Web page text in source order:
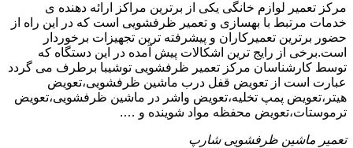
مرکز تعمیر لوازم خانگی یکی از برترین مراکز ارائه دهنده ی
خدمات مرتبط با بهسازی و تعمیر ظرفشویی است که در این راه از
حضور برترین تعمیرکاران و پیشرفته ترین تجهیزات برخوردار
است.برخی از رایج ترین اشکالات پیش آمده در این دستگاه که
توسط کارشناسان مرکز تعمیر ظرفشویی توشیبا برطرف می گردد
عبارت است از تعویض قفل درب ماشین ظرفشویی،تعویض
هیتر،تعویض پمپ تخلیه،تعویض واشر در ماشین ظرفشویی،تعویض
ترموستات،تعویض محفظه مواد شوینده و ….
تعمیر ماشین ظرفشویی شارپ